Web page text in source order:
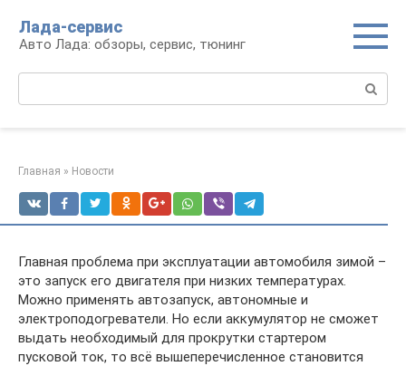
контенту
Лада-сервис
Авто Лада: обзоры, сервис, тюнинг
Главная » Новости
Главная проблема при эксплуатации автомобиля зимой –
это запуск его двигателя при низких температурах.
Можно применять автозапуск, автономные и
электроподогреватели. Но если аккумулятор не сможет
выдать необходимый для прокрутки стартером
пусковой ток, то всё вышеперечисленное становится